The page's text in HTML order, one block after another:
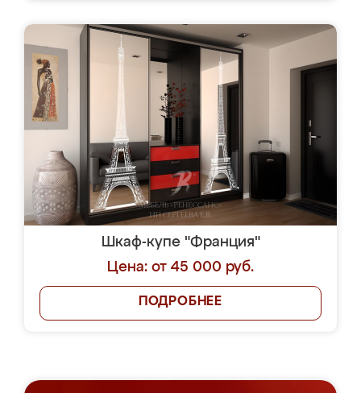
Шкаф-купе "Франция"
Цена: от 45 000 руб.
ПОДРОБНЕЕ